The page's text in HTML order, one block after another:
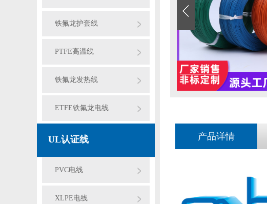
铁氟龙护套线
PTFE高温线
铁氟龙发热线
ETFE铁氟龙电线
UL认证线
PVC电线
XLPE电线
产品详情